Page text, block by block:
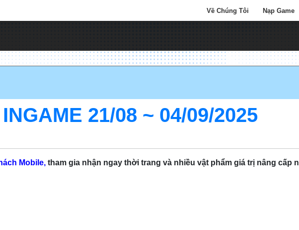
Về Chúng Tôi Nạp Game
21/08 ~ 04/09/2025
Mobile, tham gia nhận ngay thời trang và nhiều vật phẩm giá trị nâng cấp